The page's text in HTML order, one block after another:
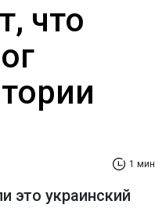
что
1 мин
это украинский